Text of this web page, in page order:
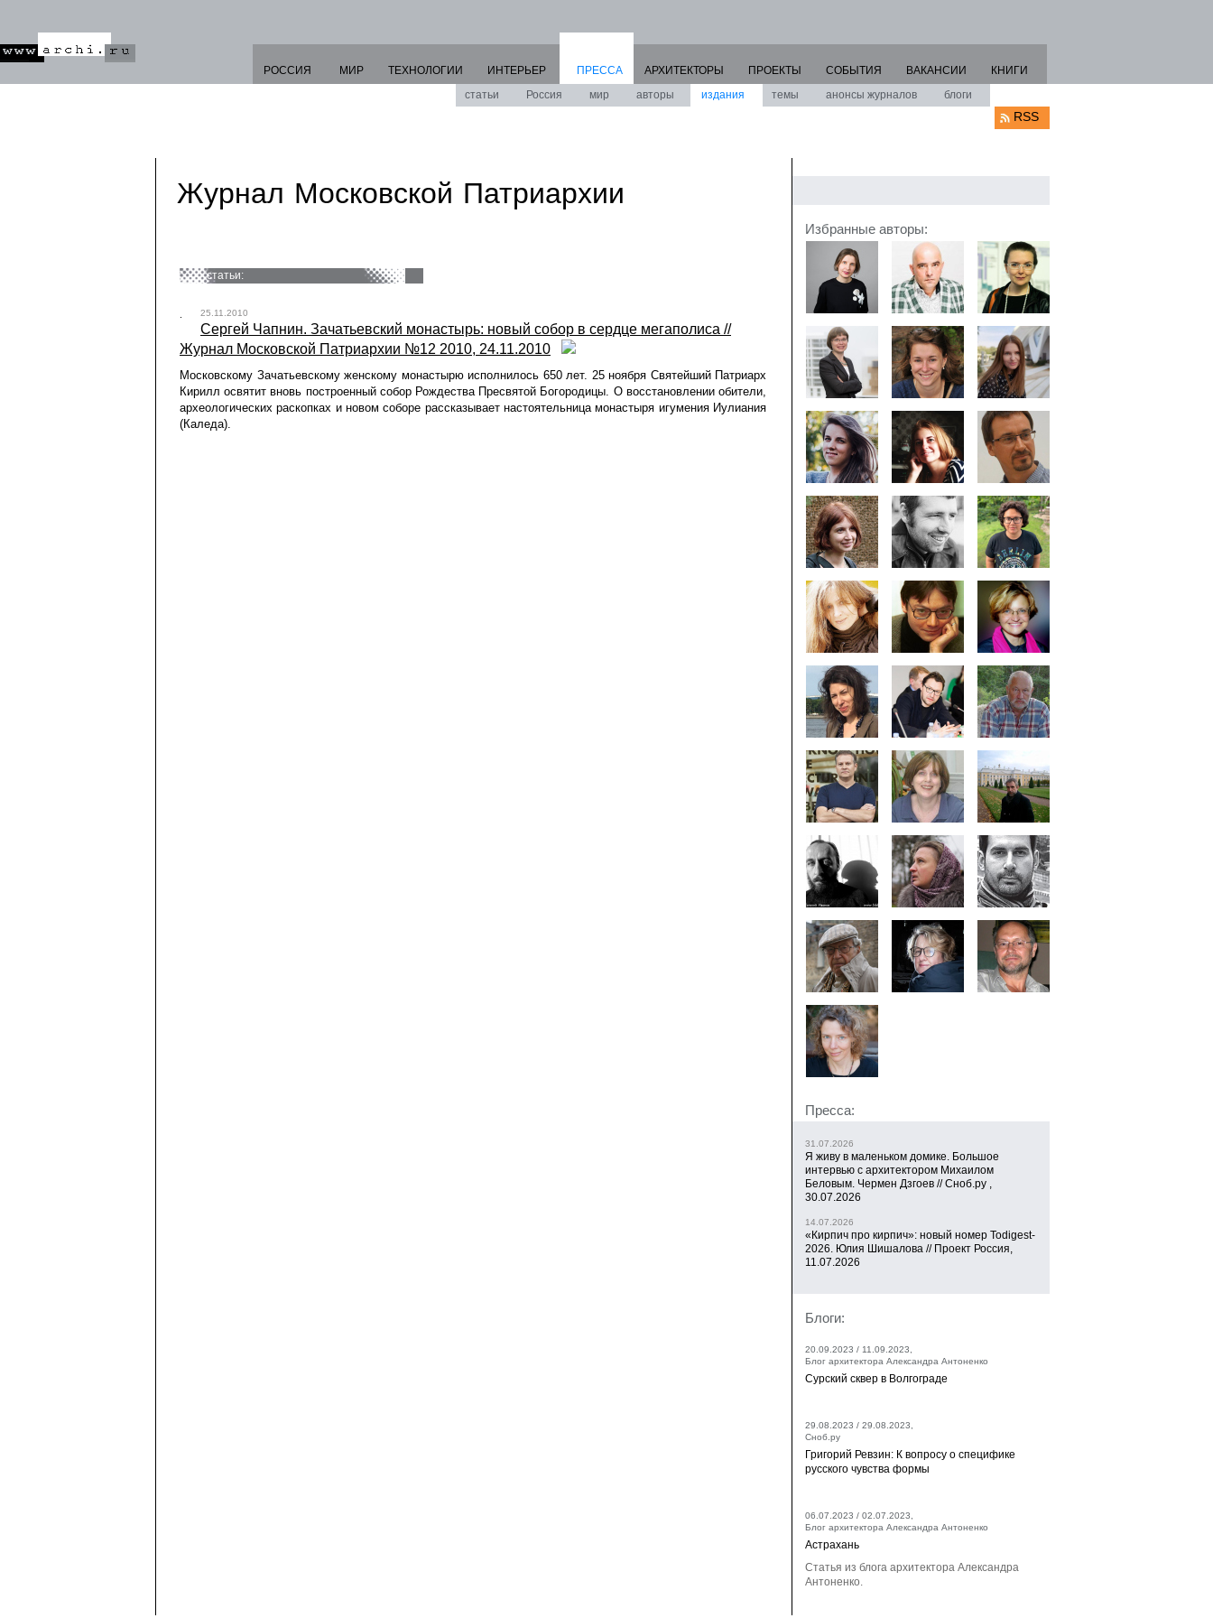
РОССИЯ МИР ТЕХНОЛОГИИ ИНТЕРЬЕР
ПРЕССА
статьи
Россия мир авторы издания темы анонсы журналов блоги
АРХИТЕКТОРЫ ПРОЕКТЫ СОБЫТИЯ ВАКАНСИИ КНИГИ
RSS
Журнал Московской Патриархии
статьи:
25.11.2010
Сергей Чапнин. Зачатьевский монастырь: новый собор в сердце мегаполиса //
Журнал Московской Патриархии №12 2010, 24.11.2010
Московскому Зачатьевскому женскому монастырю исполнилось 650 лет. 25 ноября Святейший Патриарх
Кирилл освятит вновь построенный собор Рождества Пресвятой Богородицы. О восстановлении обители,
археологических раскопках и новом соборе рассказывает настоятельница монастыря игумения Иулиания
(Каледа).
Избранные авторы:
Пресса:
31.07.2026
Я живу в маленьком домике. Большое
интервью с архитектором Михаилом
Беловым. Чермен Дзгоев // Сноб.ру ,
30.07.2026
14.07.2026
«Кирпич про кирпич»: новый номер Todigest-
2026. Юлия Шишалова // Проект Россия,
11.07.2026
Блоги:
20.09.2023 / 11.09.2023,
Блог архитектора Александра Антоненко
Сурский сквер в Волгограде
29.08.2023 / 29.08.2023,
Сноб.ру
Григорий Ревзин: К вопросу о специфике
русского чувства формы
06.07.2023 / 02.07.2023,
Блог архитектора Александра Антоненко
Астрахань
Статья из блога архитектора Александра
Антоненко.